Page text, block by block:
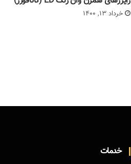
خرداد 13, 1400
خدمات